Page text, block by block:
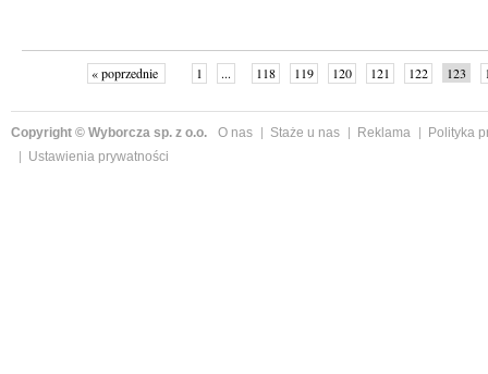
« poprzednie 1 ... 118 119 120 121 122 123
Copyright © Wyborcza sp. z o.o. O nas Staże u nas Reklama
Polityka
Ustawienia prywatności